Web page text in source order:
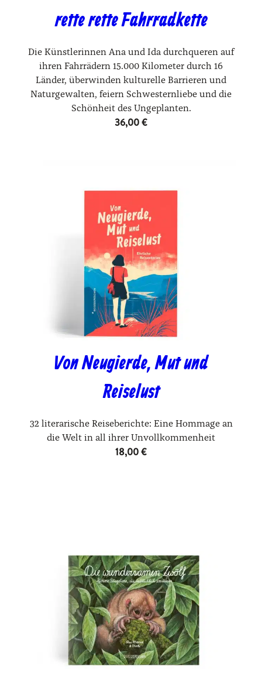
rette rette Fahrradkette
Die Künstlerinnen Ana und Ida durchqueren auf
ihren Fahrrädern 15.000 Kilometer durch 16
Länder, überwinden kulturelle Barrieren und
Naturgewalten, feiern Schwesternliebe und die
Schönheit des Ungeplanten.
36,00€
Von Neugierde, Mut und
Reiselust
32 literarische Reiseberichte: Eine Hommage an
die Welt in all ihrer Unvollkommenheit
18,00€